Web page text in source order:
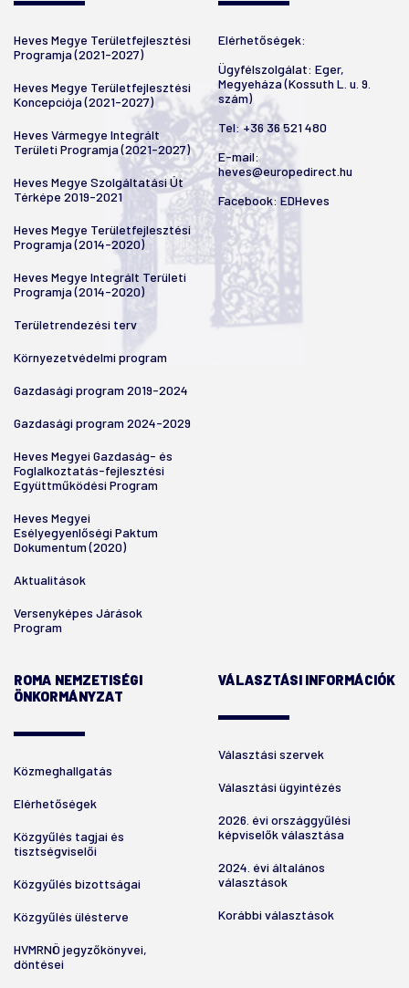
Heves Megye Területfejlesztési
Programja (2021-2027)
Heves Megye Területfejlesztési
Koncepciója (2021-2027)
Heves Vármegye Integrált
Területi Programja (2021-2027)
Heves Megye Szolgáltatási Út
Térképe 2019-2021
Heves Megye Területfejlesztési
Programja (2014-2020)
Heves Megye Integrált Területi
Programja (2014-2020)
Területrendezési terv
Környezetvédelmi program
Gazdasági program 2019-2024
Gazdasági program 2024-2029
Heves Megyei Gazdaság- és
Foglalkoztatás-fejlesztési
Együttműködési Program
Heves Megyei
Esélyegyenlőségi Paktum
Dokumentum (2020)
Aktualitások
Versenyképes Járások
Program
Elérhetőségek:
Ügyfélszolgálat: Eger,
Megyeháza (Kossuth L. u. 9.
szám)
Tel:+36 36 521 480
E-mail:
heves@europedirect.hu
Facebook: EDHeves
ROMA NEMZETISÉGI
ÖNKORMÁNYZAT
Közmeghallgatás
Elérhetőségek
Közgyűlés tagjai és
tisztségviselői
Közgyűlés bizottságai
Közgyűlés ülésterve
HVMRNÖ jegyzőkönyvei,
döntései
VÁLASZTÁSI INFORMÁCIÓK
Választási szervek
Választási ügyintézés
2026. évi országgyűlési
képviselők választása
2024. évi általános
választások
Korábbi választások